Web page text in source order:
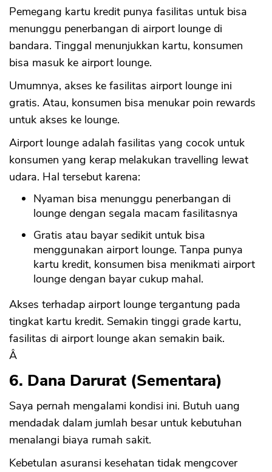
Pemegang kartu kredit punya fasilitas untuk bisa
menunggu penerbangan di airport lounge di
bandara. Tinggal menunjukkan kartu, konsumen
bisa masuk ke airport lounge.
Umumnya, akses ke fasilitas airport lounge ini
gratis. Atau, konsumen bisa menukar poin rewards
untuk akses ke lounge.
Airport lounge adalah fasilitas yang cocok untuk
konsumen yang kerap melakukan travelling lewat
udara. Hal tersebut karena:
Nyaman bisa menunggu penerbangan di
lounge dengan segala macam fasilitasnya
Gratis atau bayar sedikit untuk bisa
menggunakan airport lounge. Tanpa punya
kartu kredit, konsumen bisa menikmati airport
lounge dengan bayar cukup mahal.
Akses terhadap airport lounge tergantung pada
tingkat kartu kredit. Semakin tinggi grade kartu,
fasilitas di airport lounge akan semakin baik.
Â
6. Dana Darurat (Sementara)
Saya pernah mengalami kondisi ini. Butuh uang
mendadak dalam jumlah besar untuk kebutuhan
menalangi biaya rumah sakit.
Kebetulan asuransi kesehatan tidak mengcover